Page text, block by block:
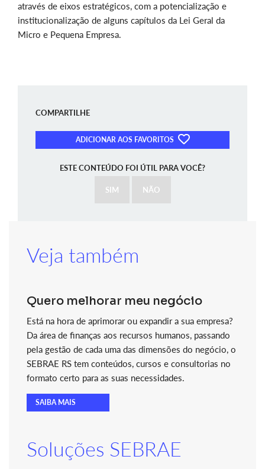
através de eixos estratégicos, com a potencialização e
institucionalização de alguns capítulos da Lei Geral da
Micro e Pequena Empresa.
COMPARTILHE
ADICIONAR AOS FAVORITOS
ESTE CONTEÚDO FOI ÚTIL PARA VOCÊ?
SIM NÃO
Veja também
Quero melhorar meu negócio
Está na hora de aprimorar ou expandir a sua empresa?
Da área de finanças aos recursos humanos, passando
pela gestão de cada uma das dimensões do negócio, o
SEBRAE RS tem conteúdos, cursos e consultorias no
formato certo para as suas necessidades.
SAIBA MAIS
Soluções SEBRAE